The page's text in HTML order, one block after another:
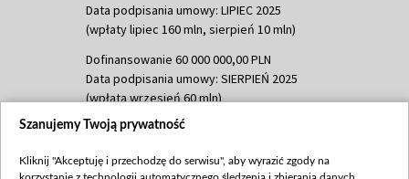
Data podpisania umowy: LIPIEC 2025
(wpłaty lipiec 160 mln, sierpień 10 mln)
Dofinansowanie 60 000 000,00 PLN
Data podpisania umowy: SIERPIEŃ 2025
(wpłata wrzesień 60 mln)
Dofinansowanie 635 783 051,21 PLN
(wpłata wrzesień 100 mln, październik 350
Szanujemy Twoją prywatność
Kliknij "Akceptuję i przechodzę do serwisu", aby wyrazić zgody na